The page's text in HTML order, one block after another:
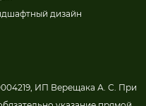
дизайн
ИП Верещака А. С. При